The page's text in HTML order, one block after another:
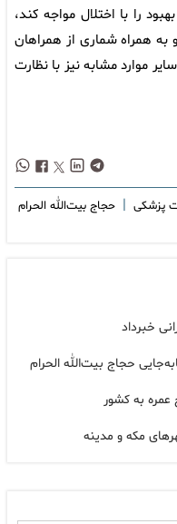
را با اختلال مواجه کند،
به همراه شماری از همراهان
موارد مشابه نیز با نظارت
پزشکی | حجاج بیت‌الله الحرام
خبرداد
حجاج بیت‌الله الحرام
عمره به کشور
مکه و مدینه